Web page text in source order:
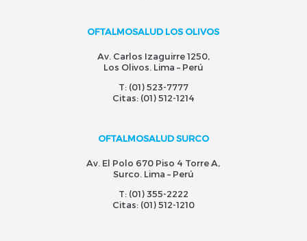
OFTALMOSALUD LOS OLIVOS
Av. Carlos Izaguirre 1250,
Los Olivos. Lima – Perú
T: (01) 523-7777
Citas: (01) 512-1214
OFTALMOSALUD SURCO
Av. El Polo 670 Piso 4 Torre A,
Surco. Lima – Perú
T: (01) 355-2222
Citas: (01) 512-1210